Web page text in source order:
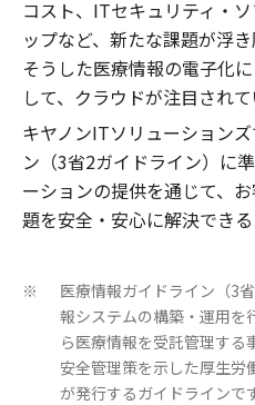
コスト、ITセキュリティ・
ップなど、新たな課題が浮
そうした医療情報の電子化
して、クラウドが注目されて
キヤノンITソリューション
ン（3省2ガイドライン）に
ーションの提供を通じて、
題を安全・安心に解決でき
※
医療情報ガイドライン（3
報システムの構築・運用を
ら医療情報を受託管理する
安全管理策を示した厚生労
が発行するガイドラインで